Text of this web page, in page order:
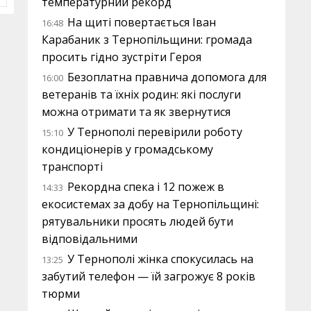
16:48 На щиті повертається Іван
Карабаник з Тернопільщини: громада
просить гідно зустріти Героя
16:00 Безоплатна правнича допомога для
ветеранів та їхніх родин: які послуги
можна отримати та як звернутися
15:10 У Тернополі перевірили роботу
кондиціонерів у громадському
транспорті
14:33 Рекордна спека і 12 пожеж в
екосистемах за добу на Тернопільщині:
рятувальники просять людей бути
відповідальними
13:25 У Тернополі жінка спокусилась на
забутий телефон — їй загрожує 8 років
тюрми